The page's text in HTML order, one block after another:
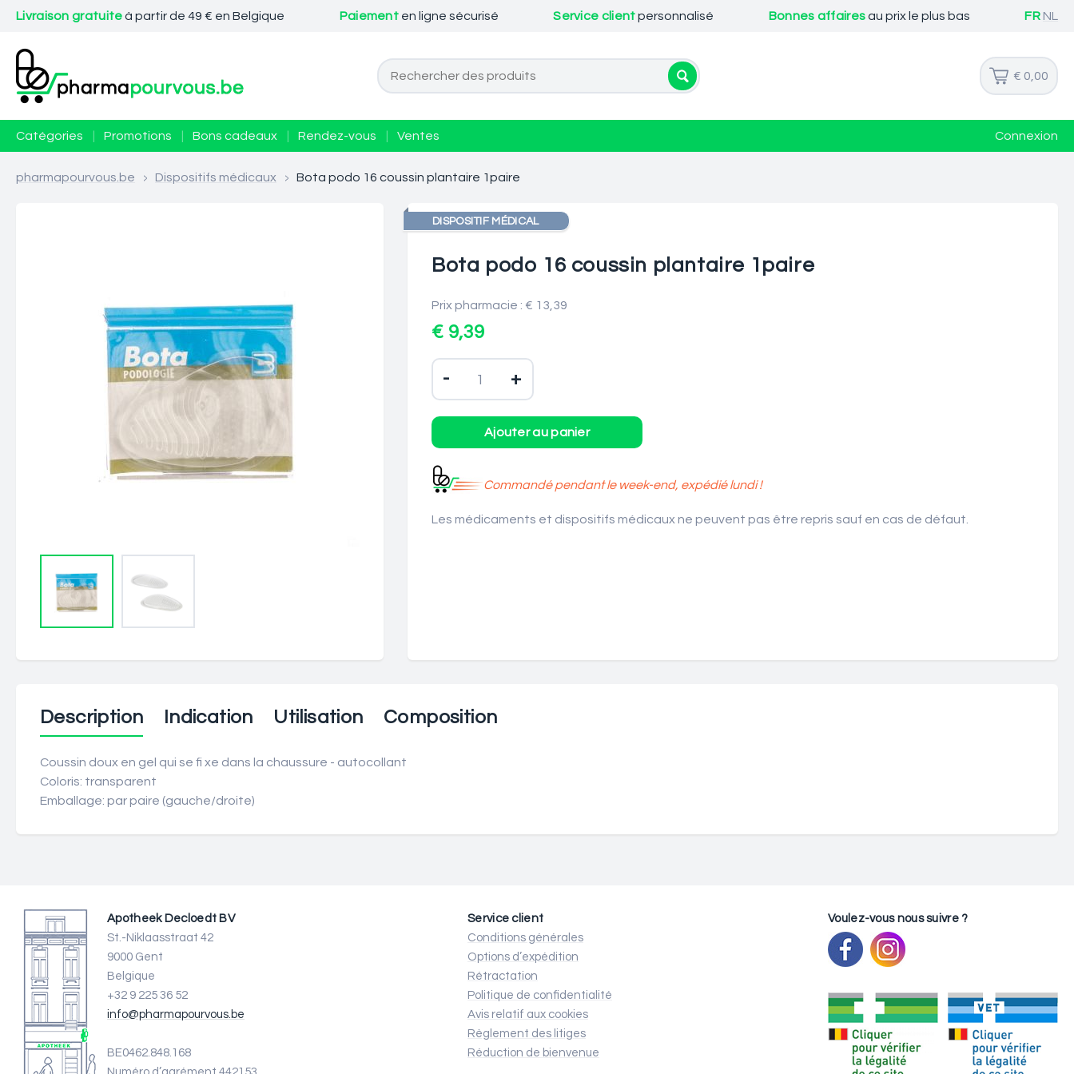
Livraison gratuiteà partir de 49 € en Belgique Paiement en ligne sécurisé Service clientpersonnalisé Bonnes affairesau prix le plus bas FR NL
€ 0,00
Catégories Promotions Bons cadeaux Rendez-vous Ventes Connexion
pharmapourvous.be > Dispositifs médicaux > Bota podo 16 coussin plantaire 1paire
DISPOSITIF MÉDICAL
Bota podo 16 coussin plantaire 1paire
Prix pharmacie : € 13,39
€ 9,39
- +
Commandé pendant le week-end, expédié lundi !
Les médicaments et dispositifs médicaux ne peuvent pas être repris sauf en cas de défaut.
Description Indication Utilisation Composition
Coussin doux en gel qui se fi xe dans la chaussure - autocollant
Coloris: transparent
Emballage: par paire (gauche/droite)
Apotheek Decloedt BV
St.-Niklaasstraat 42
9000 Gent
Belgique
+32 9 225 36 52
info@pharmapourvous.be
BE0462.848.168
Service client
Conditions générales
Options d’expédition
Rétractation
Politique de confidentialité
Avis relatif aux cookies
Règlement des litiges
Réduction de bienvenue
Voulez-vous nous suivre ?